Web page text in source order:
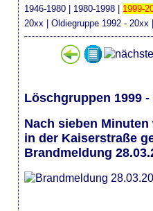
1946-1980 | 1980-1998 | 1999-
20xx |Oldiegruppe 1992 - 20xx
Löschgruppen 1999 -
Nach sieben
in der Kaiserstraße
Brandmeldung